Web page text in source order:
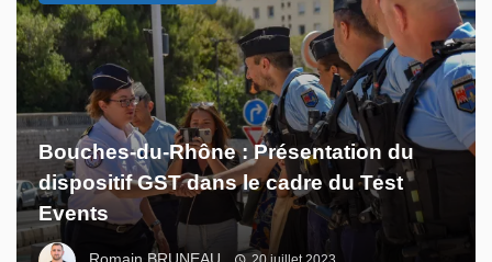
Bouches-du-Rhône : Présentation du
dispositif GST dans le cadre du Test
Events